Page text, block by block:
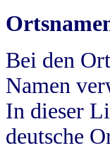
Bei den
Namen
In dieser
deutsche